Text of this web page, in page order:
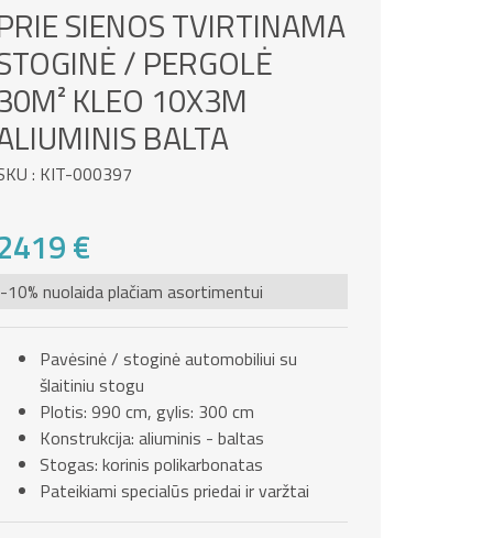
SIENOS TVIRTINAMA
/ PERGOLĖ
KLEO 10X3M
BALTA
: KIT-000397
€
-10% nuolaida plačiam asortimentui
Pavėsinė / stoginė automobiliui su
šlaitiniu stogu
Plotis: 990 cm, gylis: 300 cm
Konstrukcija: aliuminis - baltas
Stogas: korinis polikarbonatas
Pateikiami specialūs priedai ir varžtai